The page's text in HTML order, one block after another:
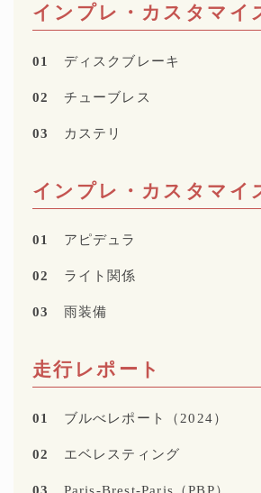
インプレ・カスタマ
01 ディスクブレーキ
02 チューブレス
03 カステリ
インプレ・カスタマ
01 アピデュラ
02 ライト関係
03 雨装備
走行レポート
01 ブルべレポート（2024）
02 エベレスティング
03 Paris-Brest-Paris（PBP）